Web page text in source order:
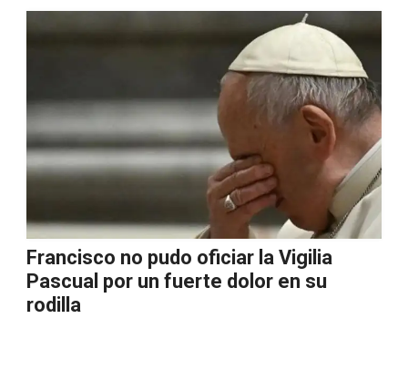
Francisco no pudo oficiar la Vigilia
Pascual por un fuerte dolor en su
rodilla